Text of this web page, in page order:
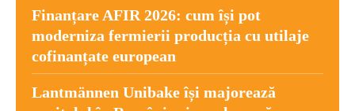
Finanțare AFIR 2026: cum își pot
moderniza fermierii producția cu utilaje
cofinanțate european
Lantmännen Unibake își majorează